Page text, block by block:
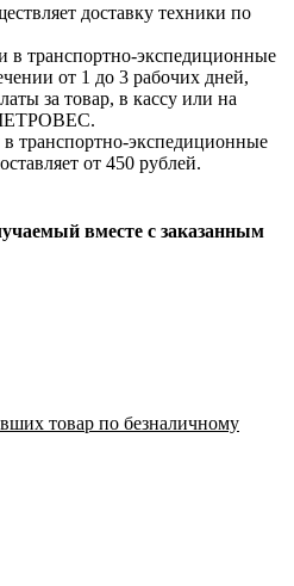
доставку техники по
в транспортно-экспедиционные
от 1 до 3 рабочих дней,
за товар, в кассу или на
МЕТРОВЕС.
в транспортно-экспедиционные
от 450 рублей.
вместе с заказанным
товар по безналичному